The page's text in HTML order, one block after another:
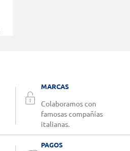
MARCAS
Colaboramos con
famosas compañías
italianas.
PAGOS